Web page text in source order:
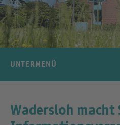
UNTERMENÜ
Wadersloh macht